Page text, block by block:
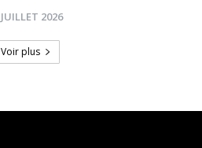
2026
Voir plus